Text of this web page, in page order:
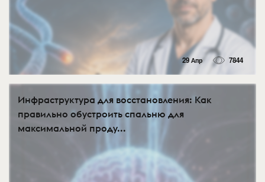
29 Апр 7844
Инфраструктура для восстановления: Как
правильно обустроить спальню для
максимальной проду...